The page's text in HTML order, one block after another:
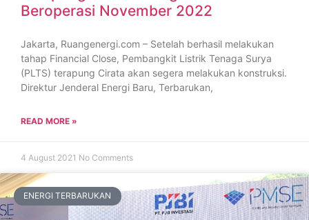
Beroperasi November 2022
Jakarta, Ruangenergi.com – Setelah berhasil melakukan
tahap Financial Close, Pembangkit Listrik Tenaga Surya
(PLTS) terapung Cirata akan segera melakukan konstruksi.
Direktur Jenderal Energi Baru, Terbarukan,
READ MORE »
4 August 2021 No Comments
ENERGI TERBARUKAN